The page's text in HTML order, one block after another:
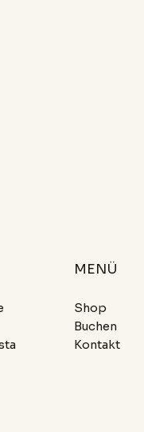
MENÜ
Shop
Buchen
Kontakt